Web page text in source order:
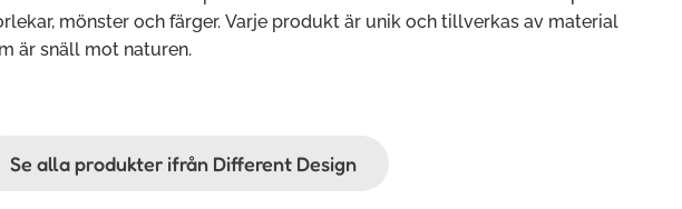
mönster och färger. Varje produkt är unik och tillverkas av material
är snäll mot naturen.
Se alla produkter ifrån Different Design